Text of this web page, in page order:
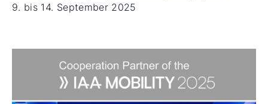
9. bis 14. September 2025